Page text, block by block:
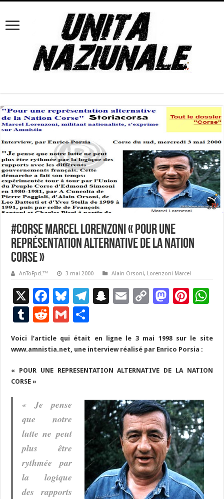
#Corse Marcel Lorenzoni « Pour une
représentation alternative de la nation
corse »
AnToFpcL™ 3 mai 2000 Alain Orsoni, Lorenzoni Marcel
X
F
ac
e
b
o
Bl
u
es
ky
T
gr
m
S
p
h
E
l
C
y
n
M
d
n
Pi
es
p
T
u
m
r
R
e
d
t
G
m
ai ta
er
Voici l’article qui était en ligne le 3 mai 1998 sur le site
www.amnistia.net, une interview réalisé par Enrico Porsia :
« POUR UNE REPRESENTATION ALTERNATIVE DE LA NATION
CORSE »
« Je pense
que notre
lutte ne peut
plus être
rythmée par
la logique
des rapports